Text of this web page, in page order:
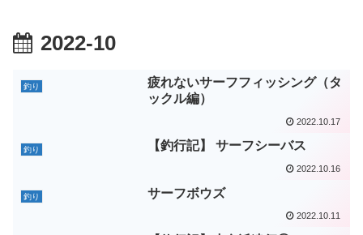
2022-10
釣り
疲れないサーフフィッシング（タ
ックル編）
2022.10.17
釣り 【釣行記】 サーフシーバス
2022.10.16
釣り サーフボウズ
2022.10.11